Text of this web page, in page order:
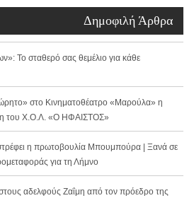
Δημοφιλή Άρθρα
Το σταθερό σας θεμέλιο για κάθε
στο Κινηματοθέατρο «Μαρούλα» η
του Χ.Ο.Λ. «Ο ΗΦΑΙΣΤΟΣ»
η πρωτοβουλία Μπουμπούρα | Ξανά σε
για τη Λήμνο
αδελφούς Ζαΐμη από τον πρόεδρο της